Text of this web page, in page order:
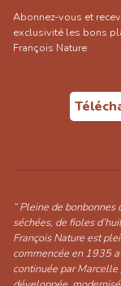
Abonnez-vous et
exclusivité les bons
François Nature
“ Pleine de
séchées, de fioles
François Nature est
commencée en 1935
continuée par Marcelle